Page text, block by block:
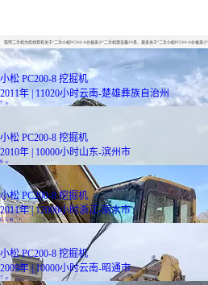
铁甲二手机为您找到有关于“二手小松PC200-8价格多少”二手机型设备29条，更多关于“二手小松PC200-8价格多
小松 PC200-8 挖掘机
2011年 | 11020小时云南-楚雄彝族自治州
7 万
小松 PC200-8 挖掘机
2010年 | 10000小时山东-滨州市
9
小松 PC200-8 挖掘机
2011年 | 12000小时浙江-丽水市
5.5 万
小松 PC200-8 挖掘机
2009年 | 10000小时云南-昭通市
7 万